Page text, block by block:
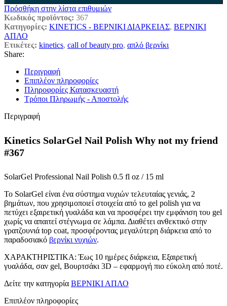
Πρόσθήκη στην λίστα επιθυμιών
Κωδικός προϊόντος: 367
Κατηγορίες: KINETICS - ΒΕΡΝΙΚΙ ΔΙΑΡΚΕΙΑΣ, ΒΕΡΝΙΚΙ
ΑΠΛΟ
Ετικέτες: kinetics, call of beauty pro, απλό βερνίκι
Share:
Περιγραφή
Επιπλέον πληροφορίες
Πληροφορίες Κατασκευαστή
Τρόποι Πληρωμής - Αποστολής
Περιγραφή
Kinetics SolarGel Nail Polish Why not my friend
#367
SolarGel Professional Nail Polish 0.5 fl oz / 15 ml
Το SolarGel είναι ένα σύστημα νυχιών τελευταίας γενιάς, 2
βημάτων, που χρησιμοποιεί στοιχεία από το gel polish για να
πετύχει εξαιρετική γυαλάδα και να προσφέρει την εμφάνιση του gel
χωρίς να απαιτεί στέγνωμα σε λάμπα. Διαθέτει ανθεκτικό στην
γρατζουνιά top coat, προσφέροντας μεγαλύτερη διάρκεια από το
παραδοσιακό βερνίκι νυχιών.
ΧΑΡΑΚΤΗΡΙΣΤΙΚΑ: Έως 10 ημέρες διάρκεια, Εξαιρετική
γυαλάδα, σαν gel, Βουρτσάκι 3D – εφαρμογή πιο εύκολη από ποτέ.
Δείτε την κατηγορία ΒΕΡΝΙΚΙ ΑΠΛΟ
Επιπλέον πληροφορίες